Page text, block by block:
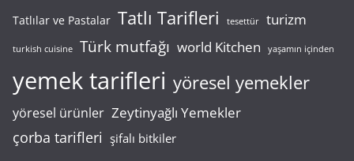
Tatlılar ve Pastalar Tatlı Tarifleri tesettür turizm
turkish cuisine Türk mutfağı world Kitchen yaşamın içinden
yemek tarifleri yöresel yemekler
yöresel ürünler Zeytinyağlı Yemekler
çorba tarifleri şifalı bitkiler